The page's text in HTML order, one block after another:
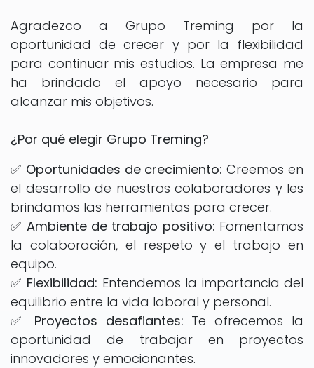
Agradezco a Grupo Treming por la
oportunidad de crecer y por la flexibilidad
para continuar mis estudios. La empresa me
ha brindado el apoyo necesario para
alcanzar mis objetivos.
¿Por qué elegir Grupo Treming?
✅ Oportunidades de crecimiento: Creemos en
el desarrollo de nuestros colaboradores y les
brindamos las herramientas para crecer.
✅ Ambiente de trabajo positivo: Fomentamos
la colaboración, el respeto y el trabajo en
equipo.
✅ Flexibilidad: Entendemos la importancia del
equilibrio entre la vida laboral y personal.
✅ Proyectos desafiantes: Te ofrecemos la
oportunidad de trabajar en proyectos
innovadores y emocionantes.